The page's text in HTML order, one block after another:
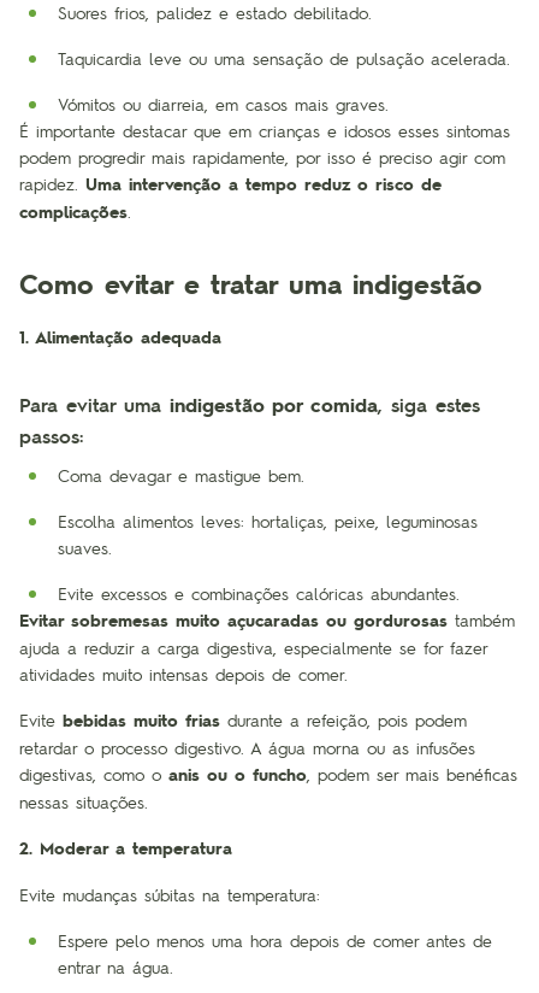
Suores frios, palidez e estado debilitado.
Taquicardia leve ou uma sensação de pulsação acelerada.
Vómitos ou diarreia, em casos mais graves.
É importante destacar que em crianças e idosos esses sintomas
podem progredir mais rapidamente, por isso é preciso agir com
rapidez. Uma intervenção a tempo reduz o risco de
complicações
Como evitar e tratar uma indigestão
1. Alimentação adequada
Para evitar uma indigestão por comida, siga estes
passos:
Coma devagar e mastigue bem.
Escolha alimentos leves: hortaliças, peixe, leguminosas
suaves.
Evite excessos e combinações calóricas abundantes.
Evitar sobremesas muito açucaradas ou gordurosas também
ajuda a reduzir a carga digestiva, especialmente se for fazer
atividades muito intensas depois de comer.
Evite bebidas muito frias durante a refeição, pois podem
retardar o processo digestivo. A água morna ou as infusões
digestivas, como o anis ou o funcho , podem ser mais benéficas
nessas situações.
2. Moderar a temperatura
Evite mudanças súbitas na temperatura:
Espere pelo menos uma hora depois de comer antes de
entrar na água.